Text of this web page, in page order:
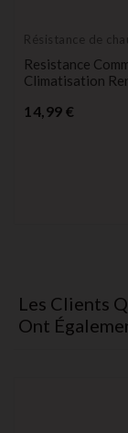
Résistance de
Resistance
Climatisation
14,99 €
Les Clients
Ont